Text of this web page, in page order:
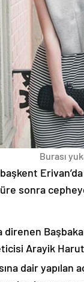
Burası
sonra
direnen
Arayik
dair yapılan